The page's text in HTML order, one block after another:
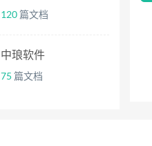
120篇文档
中琅软件
75 篇文档